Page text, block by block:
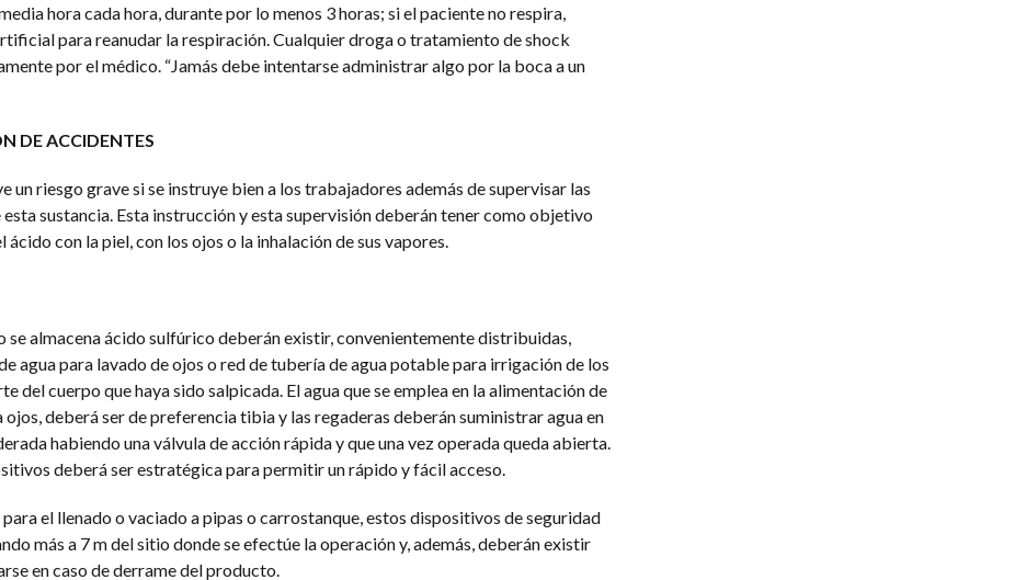
hora cada hora, durante por lo menos 3 horas; si el paciente no respira,
para reanudar la respiración. Cualquier droga o tratamiento de shock
por el médico. “Jamás debe intentarse administrar algo por la boca a un
DE ACCIDENTES
un riesgo grave si se instruye bien a los trabajadores además de supervisar las
sustancia. Esta instrucción y esta supervisión deberán tener como objetivo
con la piel, con los ojos o la inhalación de sus vapores.
se almacena ácido sulfúrico deberán existir, convenientemente distribuidas,
agua para lavado de ojos o red de tubería de agua potable para irrigación de los
del cuerpo que haya sido salpicada. El agua que se emplea en la alimentación de
deberá ser de preferencia tibia y las regaderas deberán suministrar agua en
habiendo una válvula de acción rápida y que una vez operada queda abierta.
deberá ser estratégica para permitir un rápido y fácil acceso.
para el llenado o vaciado a pipas o carrostanque, estos dispositivos de seguridad
más a 7 m del sitio donde se efectúe la operación y, además, deberán existir
en caso de derrame del producto.